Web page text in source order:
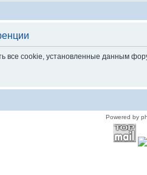
все cookie, установленные данным
Powered by